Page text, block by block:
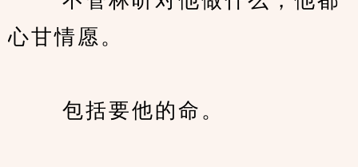
心甘情愿。
包括要他的命。